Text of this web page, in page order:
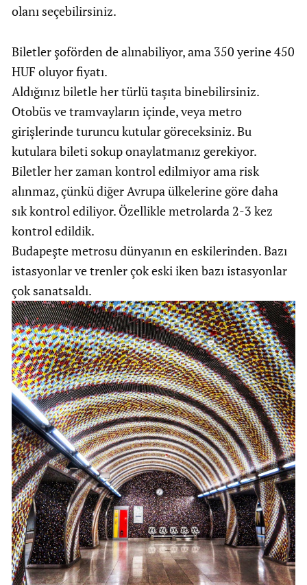
olanı seçebilirsiniz.
Biletler şoförden de alınabiliyor, ama 350 yerine 450
HUF oluyor fiyatı.
Aldığınız biletle her türlü taşıta binebilirsiniz.
Otobüs ve tramvayların içinde, veya metro
girişlerinde turuncu kutular göreceksiniz. Bu
kutulara bileti sokup onaylatmanız gerekiyor.
Biletler her zaman kontrol edilmiyor ama risk
alınmaz, çünkü diğer Avrupa ülkelerine göre daha
sık kontrol ediliyor. Özellikle metrolarda 2-3 kez
kontrol edildik.
Budapeşte metrosu dünyanın en eskilerinden. Bazı
istasyonlar ve trenler çok eski iken bazı istasyonlar
çok sanatsaldı.